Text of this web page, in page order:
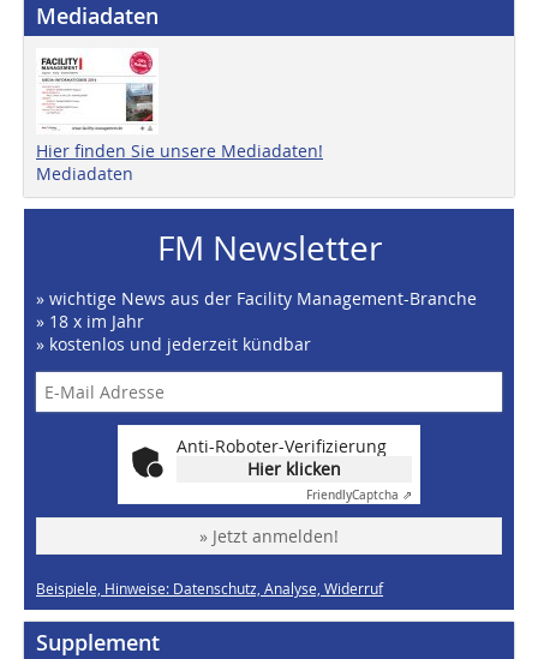
Mediadaten
Hier finden Sie unsere Mediadaten!
Mediadaten
FM Newsletter
» wichtige News aus der Facility Management-Branche
» 18 x im Jahr
» kostenlos und jederzeit kündbar
Anti-Roboter-Verifizierung
Hier klicken
FriendlyCaptcha ⇗
» Jetzt anmelden!
Beispiele, Hinweise: Datenschutz, Analyse, Widerruf
Supplement